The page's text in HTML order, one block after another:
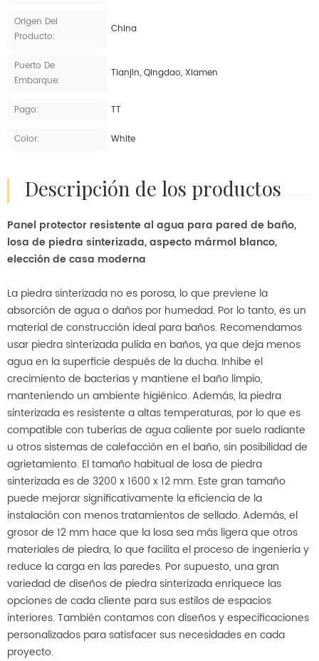
Origen Del
Producto:
China
Puerto De
Embarque:
Tianjin, Qingdao, Xiamen
Pago: TT
Color: White
descripción de los productos
Panel protector resistente al agua para pared de baño,
losa de piedra sinterizada, aspecto mármol blanco,
elección de casa moderna
La piedra sinterizada no es porosa, lo que previene la
absorción de agua o daños por humedad. Por lo tanto, es un
material de construcción ideal para baños. Recomendamos
usar piedra sinterizada pulida en baños, ya que deja menos
agua en la superficie después de la ducha. Inhibe el
crecimiento de bacterias y mantiene el baño limpio,
manteniendo un ambiente higiénico. Además, la piedra
sinterizada es resistente a altas temperaturas, por lo que es
compatible con tuberías de agua caliente por suelo radiante
u otros sistemas de calefacción en el baño, sin posibilidad de
agrietamiento. El tamaño habitual de losa de piedra
sinterizada es de 3200 x 1600 x 12 mm. Este gran tamaño
puede mejorar significativamente la eficiencia de la
instalación con menos tratamientos de sellado. Además, el
grosor de 12 mm hace que la losa sea más ligera que otros
materiales de piedra, lo que facilita el proceso de ingeniería y
reduce la carga en las paredes. Por supuesto, una gran
variedad de diseños de piedra sinterizada enriquece las
opciones de cada cliente para sus estilos de espacios
interiores. También contamos con diseños y especificaciones
personalizados para satisfacer sus necesidades en cada
proyecto.